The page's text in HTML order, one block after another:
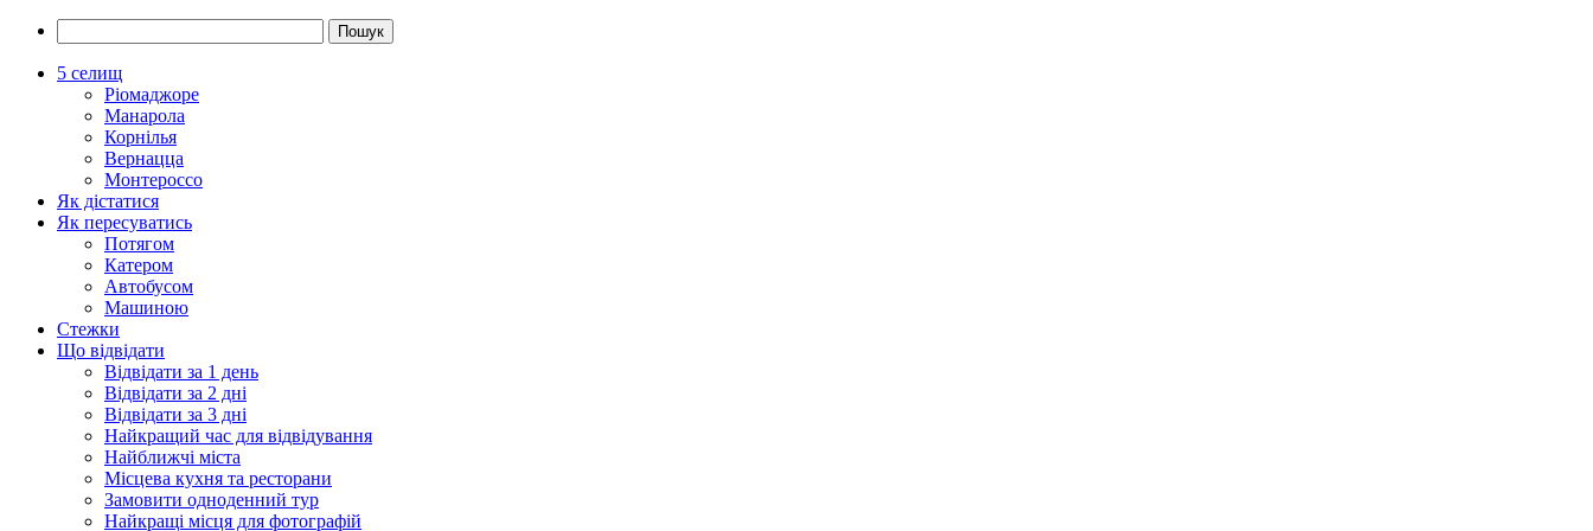
5 селищ
Ріомаджоре
Манарола
Корнілья
Вернацца
Монтероссо
Як дістатися
Як пересуватись
Потягом
Катером
Автобусом
Машиною
Стежки
Що відвідати
Відвідати за 1 день
Відвідати за 2 дні
Відвідати за 3 дні
Найкращий час для відвідування
Найближчі міста
Місцева кухня та ресторани
Замовити одноденний тур
Найкращі місця для фотографій